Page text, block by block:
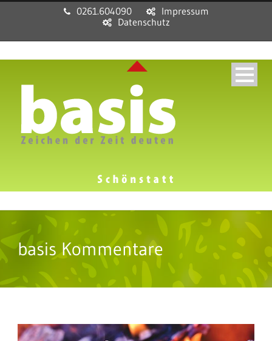
0261.604090
Impressum
Datenschutz
basis Kommentare